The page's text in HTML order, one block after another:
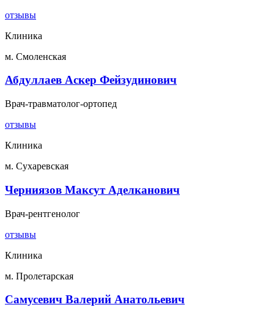
отзывы
Клиника
м. Смоленская
Абдуллаев Аскер Фейзудинович
Врач-травматолог-ортопед
отзывы
Клиника
м. Сухаревская
Черниязов Максут Аделканович
Врач-рентгенолог
отзывы
Клиника
м. Пролетарская
Самусевич Валерий Анатольевич